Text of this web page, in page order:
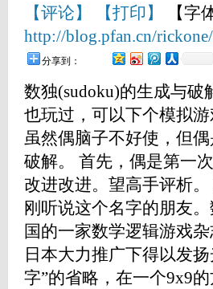
【评论】 【打印】 【字
http://blog.pfan.cn/
分享到：
数独(sudoku)的生成与
也玩过，可以下个模拟
虽然偶脑子不好使，但
破解。 首先，偶是第一
改进改进。望高手评析
刚听说这个名字的朋友
国的一家数学逻辑游戏
日本大力推广下得以发
字”的省略，在一个9x9